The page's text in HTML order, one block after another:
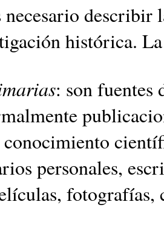
describir
histórica.
: son fuentes
personales,
fotografías,